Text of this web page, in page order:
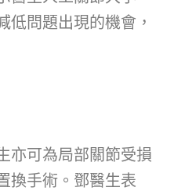
低問題出現的機會，
亦可為局部關節受損
換手術。鄧醫生表